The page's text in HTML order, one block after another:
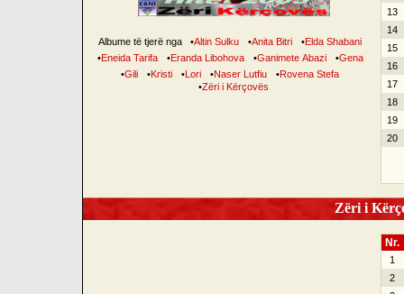
Albume të tjerë nga •Altin Sulku •Anita Bitri •Elda Shabani
•Eneida Tarifa •Eranda Libohova •Ganimete Abazi •Gena
•Gili •Kristi •Lori •Naser Lutfiu •Rovena Stefa
•Zëri i Kërçovës
13
14
15
16
17
18
19
20
Zëri i
Nr.
1
2